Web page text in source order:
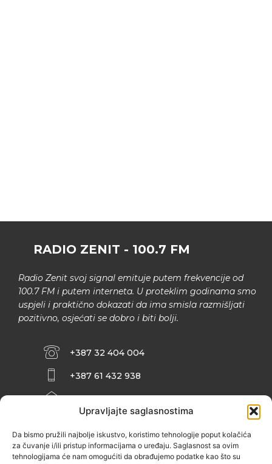
Upravljajte saglasnostima
Da bismo pružili najbolje iskustvo, koristimo tehnologije poput kolačića
za čuvanje i/ili pristup informacijama o uređaju. Saglasnost sa ovim
tehnologijama će nam omogućiti da obrađujemo podatke kao što su
RADIO ZENIT - 100.7 FM
Radio Zenit svoj signal emituje putem frekvencije od
100.7 FM i putem interneta. U proteklim godinama smo
uspjeli i praktično dokazati da ima smisla razmišljati
pozitivno, osjećati se dobro i biti bolji.
+387 32 404 004
+387 61 432 938
INFO@ZENIT.BA
ZENIČANKA, 3. SPRAT), 72000 ZENICA